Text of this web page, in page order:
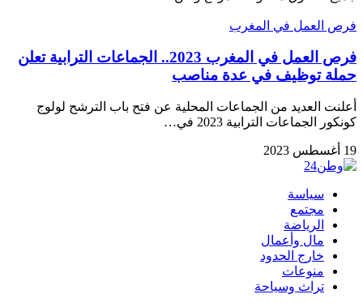
فرص العمل في المغرب
فرص العمل في المغرب 2023.. الجماعات الترابية تعلن
حملة توظيف في عدة مناصب
أعلنت العديد من الجماعات المحلية عن فتح باب الترشح لولوج
كونكور الجماعات الترابية 2023 في…
19 أغسطس 2023
سياسة
مجتمع
الرياضة
مال وأعمال
خارج الحدود
منوعات
تراث وسياحة